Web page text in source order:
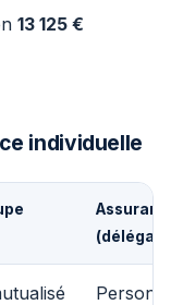
13 125 €
individuelle